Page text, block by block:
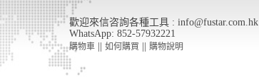
歡迎來信咨詢各種工具 : info@fustar.com.hk
WhatsApp: 852-57932221
購物車 如何購買 購物說明